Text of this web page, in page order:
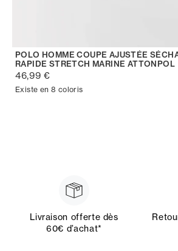
POLO HOMME COUPE AJUSTÉE
RAPIDE STRETCH MARINE ATTONPOL
46,99 €
Existe en 8 coloris
Livraison offerte dès
60€ d’achat*